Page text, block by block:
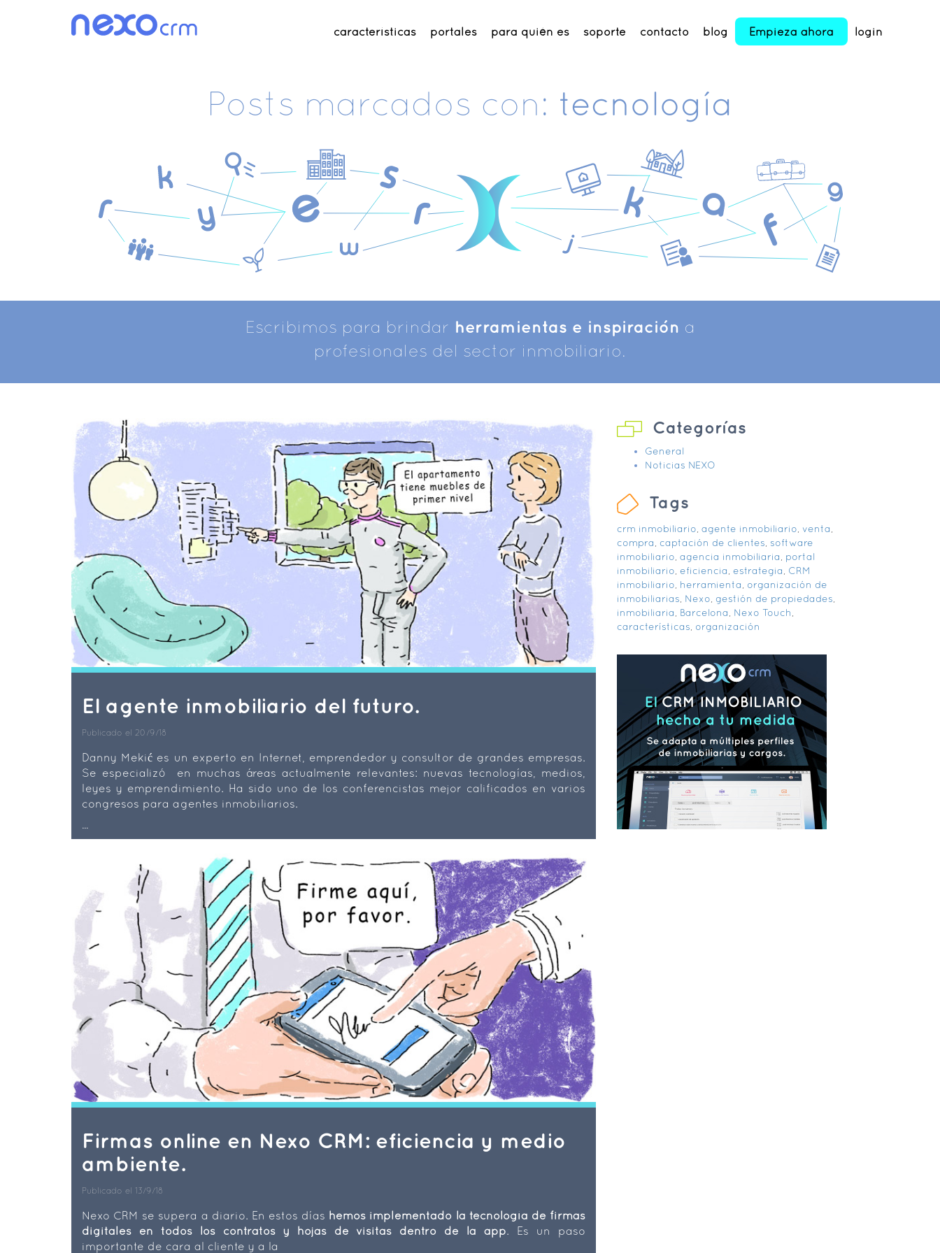
Empieza ahora login
características portales para quién es soporte contacto blog
Posts marcados con: tecnología
Escribimos para brindar herramientas e inspiración a
profesionales del sector inmobiliario.
El agente inmobiliario del futuro.
Publicado el 20/9/18
Danny Mekić es un experto en Internet, emprendedor y consultor de grandes empresas.
Se especializó en muchas áreas actualmente relevantes: nuevas tecnologías, medios,
leyes y emprendimiento. Ha sido uno de los conferencistas mejor calificados en varios
congresos para agentes inmobiliarios.
...
Firmas online en Nexo CRM: eficiencia y medio
ambiente.
Publicado el 13/9/18
Nexo CRM se supera a diario. En estos días hemos implementado la tecnología de firmas
digitales en todos los contratos y hojas de visitas dentro de la app. Es un paso
importante de cara al cliente y a la
Categorías
General
Noticias NEXO
Tags
crm inmobiliario, agente inmobiliario, venta,
compra, captación de clientes, software
inmobiliario, agencia inmobiliaria, portal
inmobiliario, eficiencia, estrategia, CRM
inmobiliario, herramienta, organización de
inmobiliarias, Nexo, gestión de propiedades,
inmobiliaria, Barcelona, Nexo Touch,
características, organización